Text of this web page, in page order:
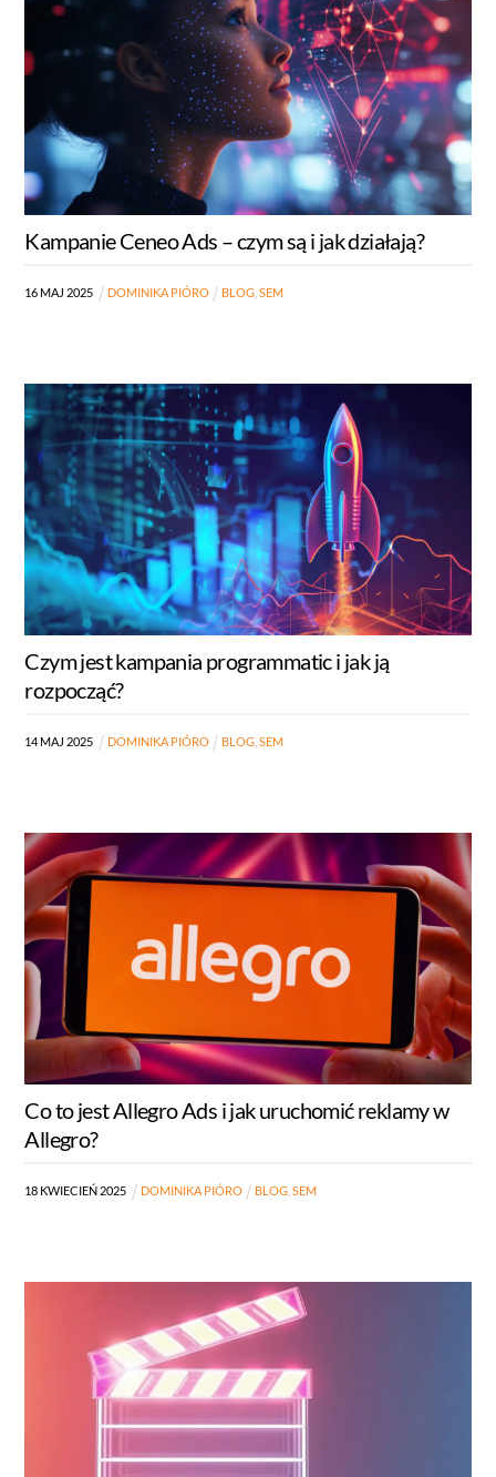
Kampanie Ceneo Ads – czym są i jak działają?
16 MAJ 2025 DOMINIKA PIÓRO BLOG, SEM
Czym jest kampania programmatic i jak ją
rozpocząć?
14MAJ 2025 DOMINIKA PIÓRO BLOG, SEM
Co to jest Allegro Ads i jak uruchomić reklamy w
Allegro?
18 KWIECIEŃ 2025 DOMINIKA PIÓRO BLOG, SEM